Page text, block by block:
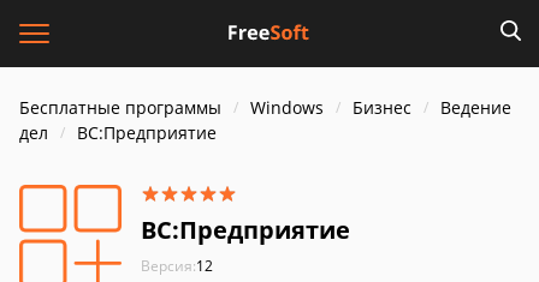
Бесплатные программы Windows Бизнес
Ведение
дел
ВС:Предприятие
ВС:Предприятие
Версия:12